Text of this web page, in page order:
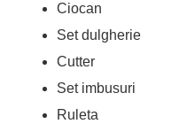
Ciocan
Set dulgherie
Cutter
Set imbusuri
Ruleta